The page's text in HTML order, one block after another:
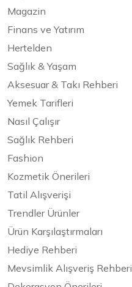
Magazin
Finans ve Yatırım
Hertelden
Sağlık & Yaşam
Aksesuar & Takı Rehberi
Yemek Tarifleri
Nasıl Çalışır
Sağlık Rehberi
Fashion
Kozmetik Önerileri
Tatil Alışverişi
Trendler Ürünler
Ürün Karşılaştırmaları
Hediye Rehberi
Mevsimlik Alışveriş Rehberi